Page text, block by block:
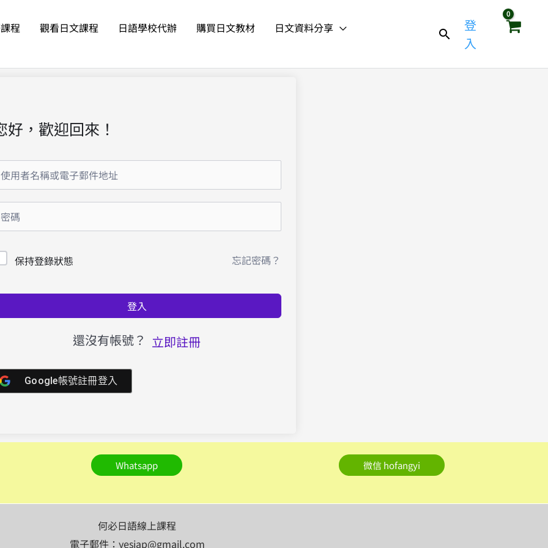
程 觀看日文課程 日語學校代辦 購買日文教材
日文資料分享
登
入
好，歡迎回來！
保持登錄狀態 忘記密碼？
登入
還沒有帳號？ 立即註冊
Google帳號註冊登入
Whatsapp 微信 hofangyi
何必日語線上課程
電子郵件：yesjap@gmail.com